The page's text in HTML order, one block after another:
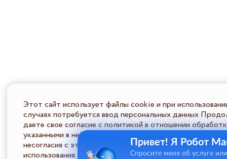
Этот сайт использует файлы cookie и при
случаях потребуется ввод персональных данных
даете свое согласие с политикой в отношении
указанными в ней условиями обработки персональной
несогласия с этими условиями Пользователь должен
использования сайта.
Привет! Я Робот
Спросите меня об услуге